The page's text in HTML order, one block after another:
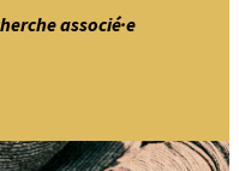
associé·e